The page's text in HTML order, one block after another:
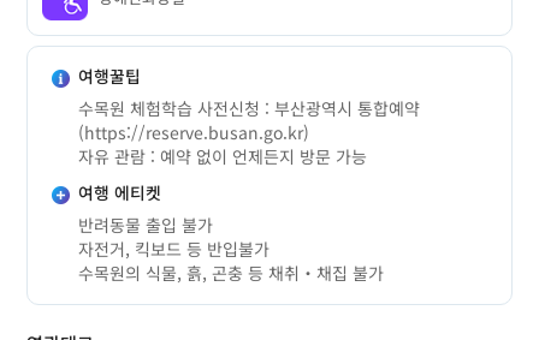
여행꿀팁
수목원 체험학습 사전신청 : 부산광역시 통합예약
(https://reserve.busan.go.kr)
자유 관람 : 예약 없이 언제든지 방문 가능
여행 에티켓
반려동물 출입 불가
자전거, 킥보드 등 반입불가
수목원의 식물, 흙, 곤충 등 채취‧채집 불가